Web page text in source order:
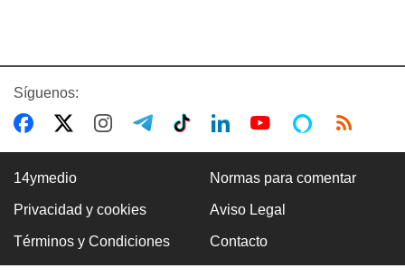
Síguenos:
14ymedio Normas para comentar
Privacidad y cookies Aviso Legal
Términos y Condiciones Contacto